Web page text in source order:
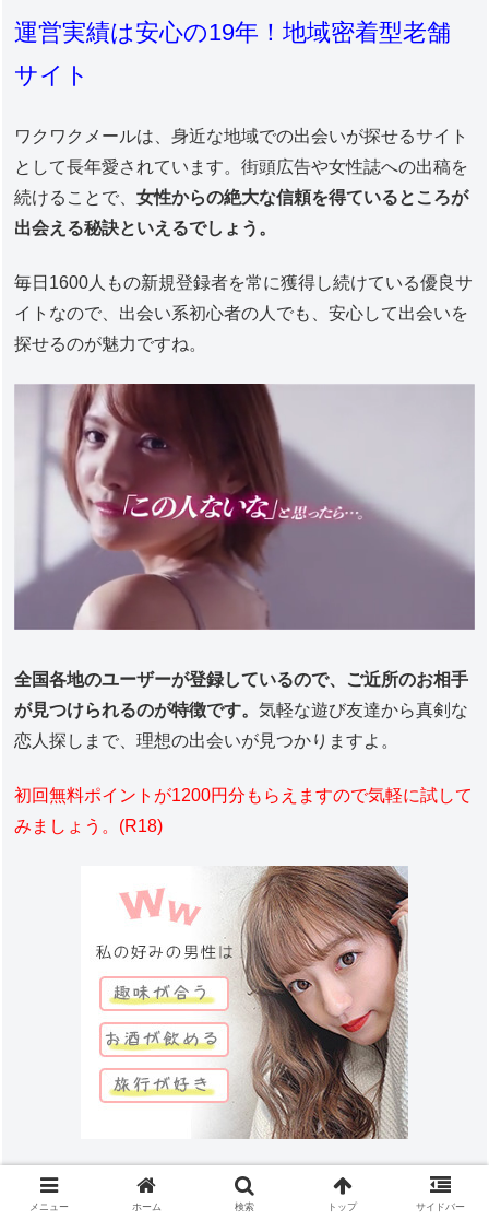
運営実績は安心の19年！地域密着型老舗
サイト
ワクワクメールは、身近な地域での出会いが探せるサイト
として長年愛されています。街頭広告や女性誌への出稿を
続けることで、女性からの絶大な信頼を得ているところが
出会える秘訣といえるでしょう。
毎日1600人もの新規登録者を常に獲得し続けている優良サ
イトなので、出会い系初心者の人でも、安心して出会いを
探せるのが魅力ですね。
全国各地のユーザーが登録しているので、ご近所のお相手
が見つけられるのが特徴です。気軽な遊び友達から真剣な
恋人探しまで、理想の出会いが見つかりますよ。
初回無料ポイントが1200円分もらえますので気軽に試して
みましょう。(R18)
ワクワクメール公式サイト
メニュー ホーム 検索 トップ サイドバー